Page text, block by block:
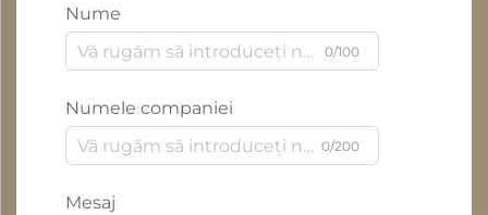
Nume
0/100
Numele companiei
0/200
Mesaj